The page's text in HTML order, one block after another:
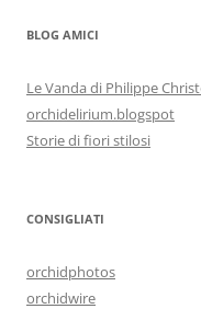
BLOG AMICI
Le Vanda di Philippe
orchidelirium.blogspot
Storie di fiori stilosi
CONSIGLIATI
orchidphotos
orchidwire